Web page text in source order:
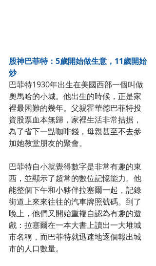
股神巴菲特：5歲開始做生意，11歲開始
炒
巴菲特1930年出生在美國西部一個叫做
奧馬哈的小城。他出生的時候，正是家
裡最困難的幾年。父親霍華德巴菲特投
資股票血本無歸，家裡生活非常拮据，
為了省下一點咖啡錢，母親甚至不去參
加她教堂朋友的聚會。
巴菲特自小就覺得數字是非常有趣的東
西，並顯示了超常的數位記憶能力。他
能整個下午和小夥伴拉塞爾一起，記錄
街道上來來往往的汽車牌照號碼。到了
晚上，他們又開始重複自認為有趣的遊
戲：拉塞爾在一本大書上讀出一大堆城
市名稱，而巴菲特就迅速地逐個報出城
市的人口數量。